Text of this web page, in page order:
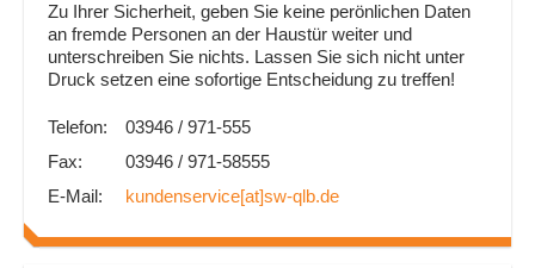
Zu Ihrer Sicherheit, geben Sie keine perönlichen Daten
an fremde Personen an der Haustür weiter und
unterschreiben Sie nichts. Lassen Sie sich nicht unter
Druck setzen eine sofortige Entscheidung zu treffen!
Telefon:
03946 / 971-555
Fax:
03946 / 971-58555
E-Mail:
kundenservice[at]sw-qlb.de